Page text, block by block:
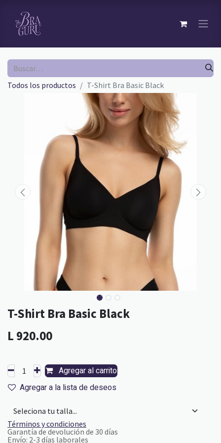
Todos los productos T-Shirt Bra Basic Black
T-Shirt Bra Basic Black
L 920.00
Agregar al carrito
Agregar a la lista de deseos
Términos y condiciones
Garantía de devolución de 30 días
Envío: 2-3 días laborales